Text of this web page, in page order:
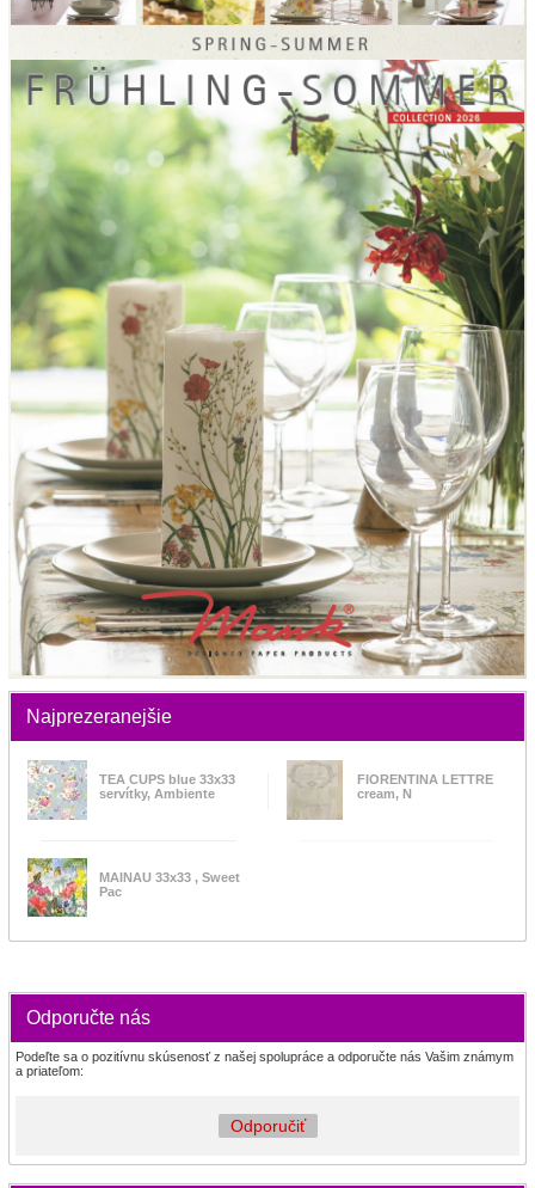
Najprezeranejšie
TEA CUPS blue 33x33
servítky, Ambiente
FIORENTINA LETTRE
cream, N
MAINAU 33x33 , Sweet
Pac
Odporučte nás
Podeľte sa o pozitívnu skúsenosť z našej spolupráce a odporučte nás Vašim známym
a priateľom:
Odporučiť